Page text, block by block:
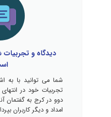
دیدگاه و تجربیات
شما می توانید با به
تجربیات خود در انتهای
دوو در کرج به گفتمان
امداد و دیگر کاربران